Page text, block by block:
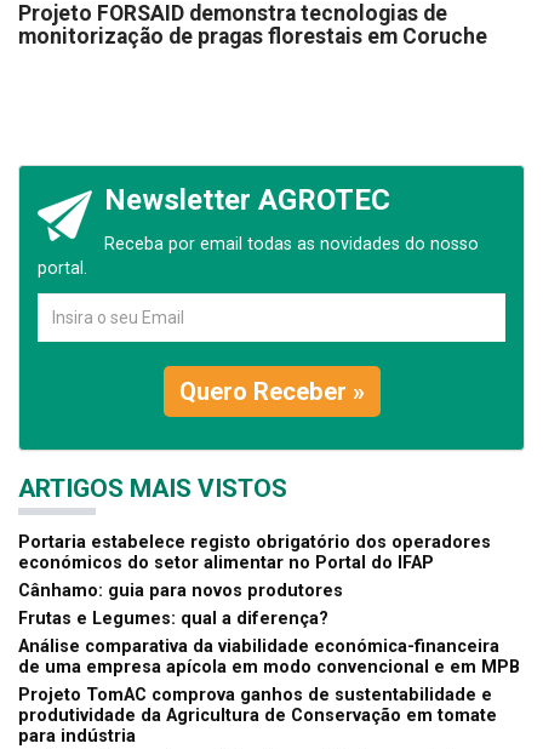
Projeto FORSAID demonstra tecnologias de
monitorização de pragas florestais em Coruche
Newsletter AGROTEC
Receba por email todas as novidades do nosso
portal.
Quero Receber »
ARTIGOS MAIS VISTOS
Portaria estabelece registo obrigatório dos operadores
económicos do setor alimentar no Portal do IFAP
Cânhamo: guia para novos produtores
Frutas e Legumes: qual a diferença?
Análise comparativa da viabilidade económica-financeira
de uma empresa apícola em modo convencional e em MPB
Projeto TomAC comprova ganhos de sustentabilidade e
produtividade da Agricultura de Conservação em tomate
para indústria